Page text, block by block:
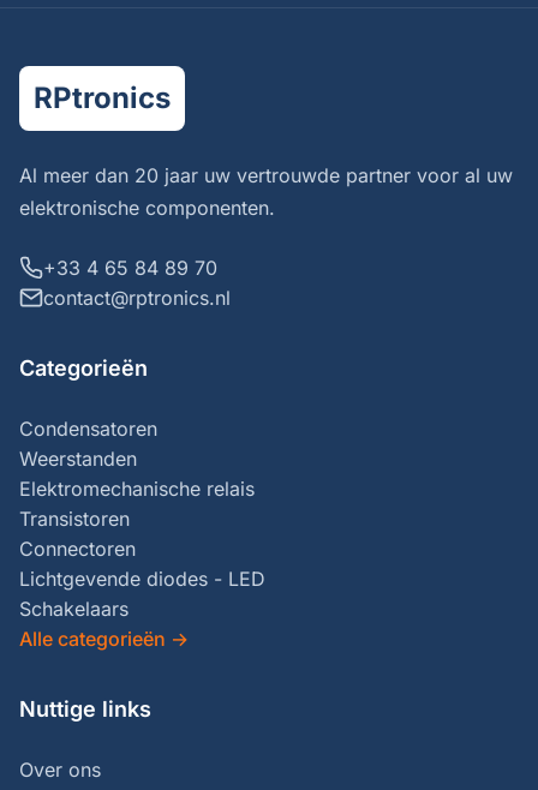
RPtronics
Al meer dan 20 jaar uw vertrouwde partner voor al uw
elektronische componenten.
+33 4 65 84 89 70
contact@rptronics.nl
Categorieën
Condensatoren
Weerstanden
Elektromechanische relais
Transistoren
Connectoren
Lichtgevende diodes - LED
Schakelaars
Alle categorieën →
Nuttige links
Over ons